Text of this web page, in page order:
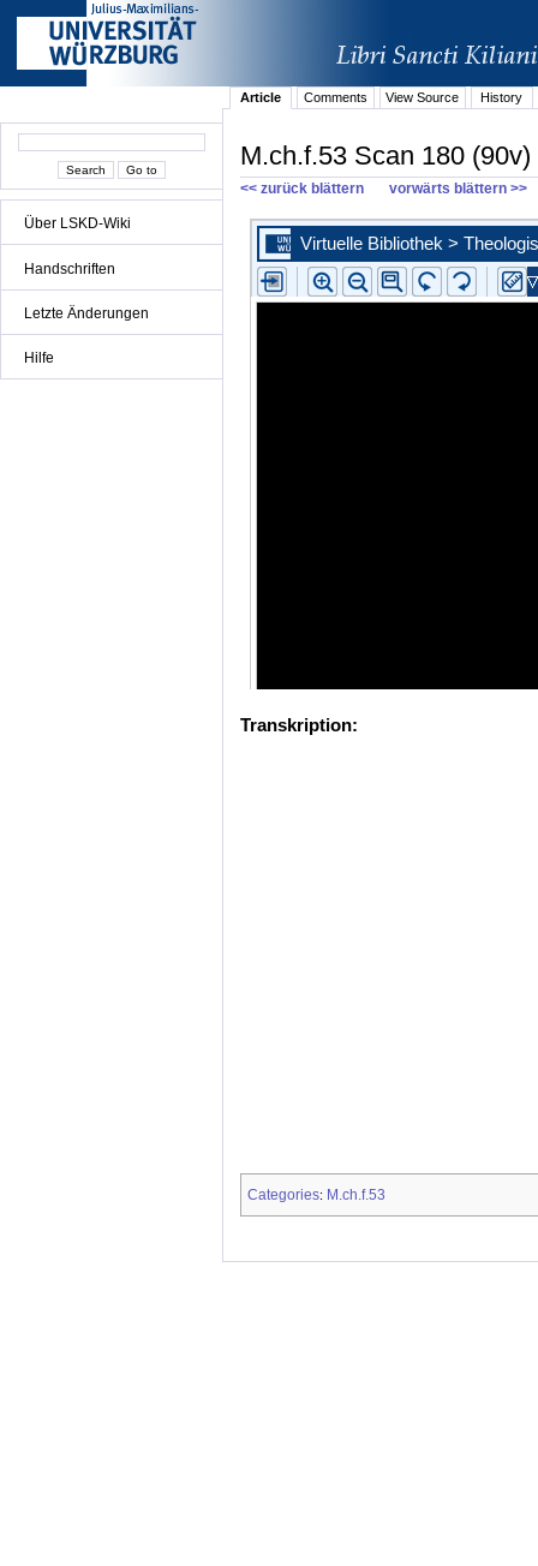
Über LSKD-Wiki
Handschriften
Letzte Änderungen
Hilfe
Article Comments View Source History
M.ch.f.53 Scan 180 (90v)
<< zurück blättern vorwärts blättern >>
Transkription:
Categories: M.ch.f.53